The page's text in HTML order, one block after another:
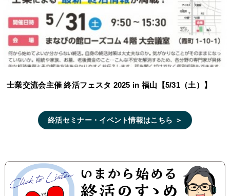
士業交流会主催 終活フェスタ 2025 in 福山【5/31（土）】
終活セミナー・イベント情報はこちら ＞